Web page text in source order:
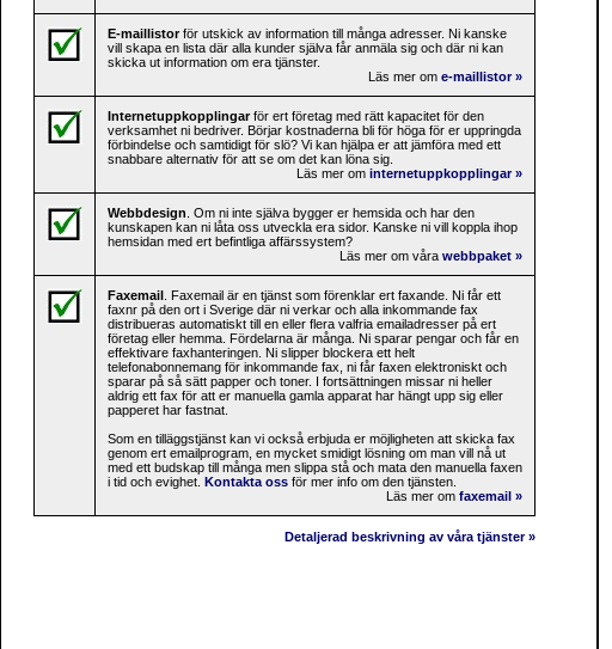
E-maillistorför utskick av information till många adresser. Ni kanske
vill skapa en lista där alla kunder själva får anmäla sig och där ni kan
skicka ut information om era tjänster.
Läs mer om e-maillistor »
Internetuppkopplingarför ert företag med rätt kapacitet för den
verksamhet ni bedriver. Börjar kostnaderna bli för höga för er uppringda
förbindelse och samtidigt för slö? Vi kan hjälpa er att jämföra med ett
snabbare alternativ för att se om det kan löna sig.
Läs mer om internetuppkopplingar »
Webbdesign . Om ni inte själva bygger er hemsida och har den
kunskapen kan ni låta oss utveckla era sidor. Kanske ni vill koppla ihop
hemsidan med ert befintliga affärssystem?
Läs mer om våra webbpaket »
Faxemail . Faxemail är en tjänst som förenklar ert faxande. Ni får ett
faxnr på den ort i Sverige där ni verkar och alla inkommande fax
distribueras automatiskt till en eller flera valfria emailadresser på ert
företag eller hemma. Fördelarna är många. Ni sparar pengar och får en
effektivare faxhanteringen. Ni slipper blockera ett helt
telefonabonnemang för inkommande fax, ni får faxen elektroniskt och
sparar på så sätt papper och toner. I fortsättningen missar ni heller
aldrig ett fax för att er manuella gamla apparat har hängt upp sig eller
papperet har fastnat.
Som en tilläggstjänst kan vi också erbjuda er möjligheten att skicka fax
genom ert emailprogram, en mycket smidigt lösning om man vill nå ut
med ett budskap till många men slippa stå och mata den manuella faxen
i tid och evighet. Kontakta oss för mer info om den tjänsten.
Läs mer om faxemail »
Detaljerad beskrivning av våra tjänster »